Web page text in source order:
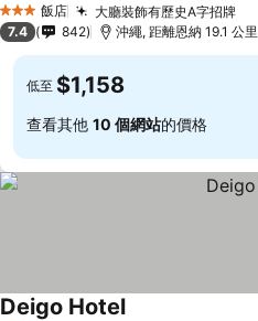
3 星級 飯店 大廳裝飾有歷史A字招牌
7.4 842 沖繩, 距離恩納 19.1 公里
低至 $1,158
查看其他 10 個網站的價格
Deigo Hotel